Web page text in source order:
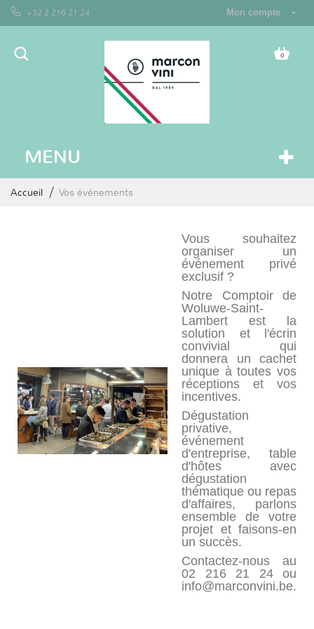
Mon compte
+32 2 216 21 24
0
MENU
Accueil Vos événements
Vous souhaitez
organiser un
événement privé
exclusif ?
Notre Comptoir de
Woluwe-Saint-
Lambert est la
solution et l'écrin
convivial qui
donnera un cachet
unique à toutes vos
réceptions et vos
incentives.
Dégustation
privative,
événement
d'entreprise, table
d'hôtes avec
dégustation
thématique ou repas
d'affaires, parlons
ensemble de votre
projet et faisons-en
un succès.
Contactez-nous au
02 216 21 24 ou
info@marconvini.be.